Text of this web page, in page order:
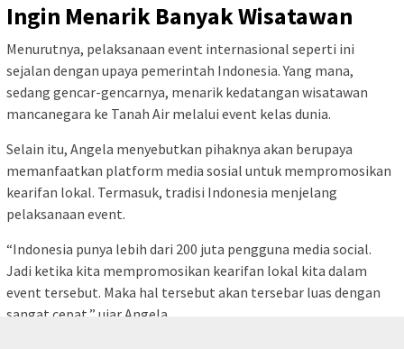
Ingin Menarik Banyak Wisatawan
Menurutnya, pelaksanaan event internasional seperti ini
sejalan dengan upaya pemerintah Indonesia. Yang mana,
sedang gencar-gencarnya, menarik kedatangan wisatawan
mancanegara ke Tanah Air melalui event kelas dunia.
Selain itu, Angela menyebutkan pihaknya akan berupaya
memanfaatkan platform media sosial untuk mempromosikan
kearifan lokal. Termasuk, tradisi Indonesia menjelang
pelaksanaan event.
“Indonesia punya lebih dari 200 juta pengguna media social.
Jadi ketika kita mempromosikan kearifan lokal kita dalam
event tersebut. Maka hal tersebut akan tersebar luas dengan
sangat cepat,” ujar Angela.